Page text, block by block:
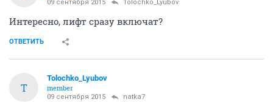
09 сентября 2015 Tolochko_Lyubov
Интересно, лифт сразу включат?
ОТВЕТИТЬ
T
Tolochko_Lyubov
member
09 сентября 2015 natka7